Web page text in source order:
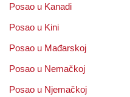
Posao u Kanadi
Posao u Kini
Posao u Mađarskoj
Posao u Nemačkoj
Posao u Njemačkoj